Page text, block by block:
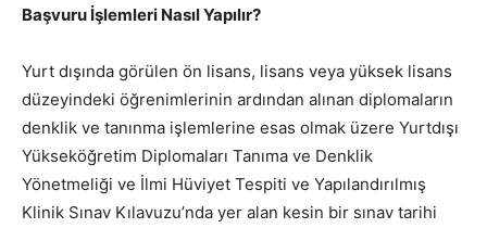
Başvuru İşlemleri Nasıl Yapılır?
Yurt dışında görülen ön lisans, lisans veya yüksek lisans
düzeyindeki öğrenimlerinin ardından alınan diplomaların
denklik ve tanınma işlemlerine esas olmak üzere Yurtdışı
Yükseköğretim Diplomaları Tanıma ve Denklik
Yönetmeliği ve İlmi Hüviyet Tespiti ve Yapılandırılmış
Klinik Sınav Kılavuzu’nda yer alan kesin bir sınav tarihi